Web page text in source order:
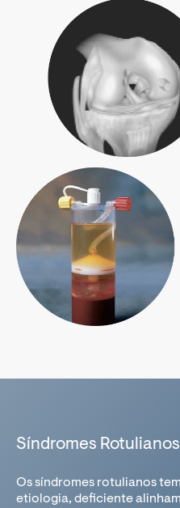
Sí­ndromes Rotulianos
Os síndromes rotulianos
etiologia, deficiente